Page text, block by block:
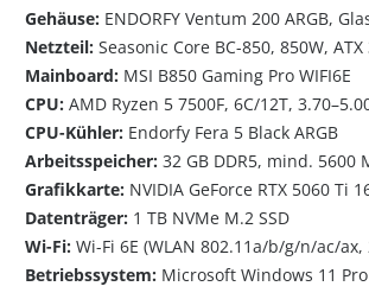
Gehäuse: ENDORFY Ventum 200 ARGB,
Netzteil: Seasonic Core BC-850, 850W, ATX
Mainboard: MSI B850 Gaming Pro WIFI6E
CPU: AMD Ryzen 5 7500F, 6C/12T,
CPU-Kühler: Endorfy Fera 5 Black ARGB
Arbeitsspeicher: 32 GB DDR5, mind. 5600
Grafikkarte: NVIDIA GeForce RTX 5060 Ti
Datenträger: 1 TB NVMe M.2 SSD
Wi-Fi: Wi-Fi 6E (WLAN 802.11a/b/g/n/ac/
Betriebssystem: Microsoft Windows 11 Pro